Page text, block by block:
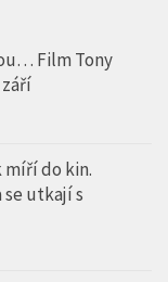
Film Tony
míří do kin.
se utkají s